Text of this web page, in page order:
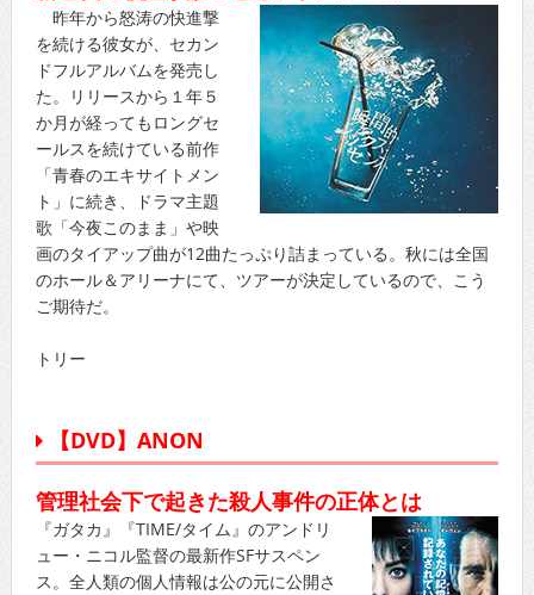
昨年から怒涛の快進撃
を続ける彼女が、セカン
ドフルアルバムを発売し
た。リリースから１年５
か月が経ってもロングセ
ールスを続けている前作
「青春のエキサイトメン
ト」に続き、ドラマ主題
歌「今夜このまま」や映
画のタイアップ曲が12曲たっぷり詰まっている。秋には全国
のホール＆アリーナにて、ツアーが決定しているので、こう
ご期待だ。
トリー
【DVD】ANON
管理社会下で起きた殺人事件の正体とは
『ガタカ』『TIME/タイム』のアンドリ
ュー・ニコル監督の最新作SFサスペン
ス。全人類の個人情報は公の元に公開さ